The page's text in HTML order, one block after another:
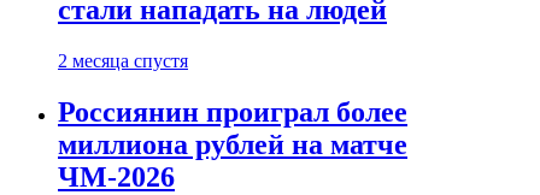
стали нападать на людей
2 месяца спустя
Россиянин проиграл более
миллиона рублей на матче
ЧМ-2026